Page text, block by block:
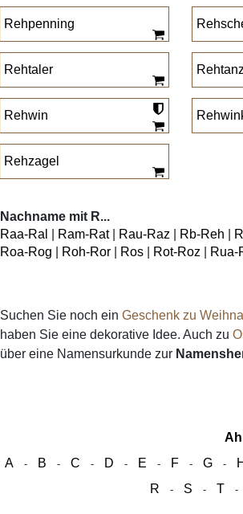
Rehpenning
Rehtaler
Rehwin
Rehzagel
Nachname mit R...
Raa-Ral
Ram-Rat| Rau-Raz Rb-Reh
Roa-Rog
Roh-Ror Ros Rot-Roz Rua-
Suchen Sie noch ein Geschenk zu
haben Sie eine dekorative Idee. Auch zu
über eine Namensurkunde zur
A
- B - C - D - E - F - G -
R
- S - T